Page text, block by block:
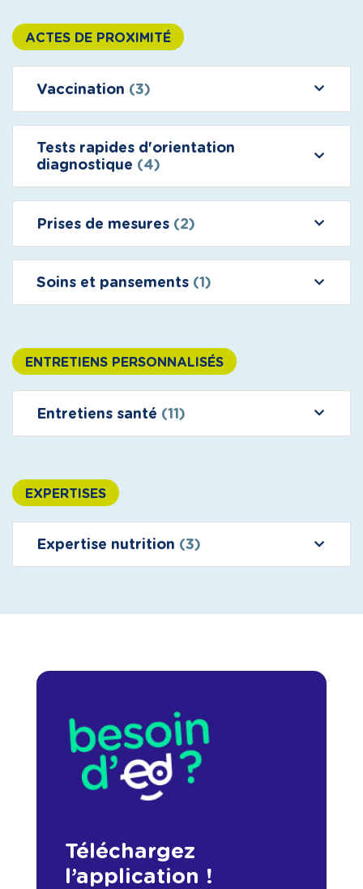
ACTES DE PROXIMITÉ
Vaccination (3)
Tests rapides d'orientation
diagnostique (4)
Prises de mesures (2)
Soins et pansements (1)
ENTRETIENS PERSONNALISÉS
Entretiens santé (11)
EXPERTISES
Expertise nutrition (3)
Téléchargez
l’application !